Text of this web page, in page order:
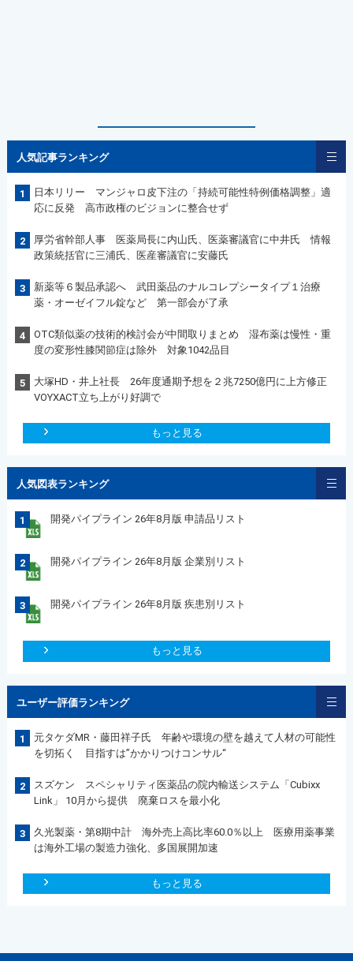
人気記事ランキング
1
日本リリー マンジャロ皮下注の「持続可能性特例価格調整」適
応に反発 高市政権のビジョンに整合せず
2
厚労省幹部人事 医薬局長に内山氏、医薬審議官に中井氏 情報
政策統括官に三浦氏、医産審議官に安藤氏
3
新薬等６製品承認へ 武田薬品のナルコレプシータイプ１治療
薬・オーゼイフル錠など 第一部会が了承
4
OTC類似薬の技術的検討会が中間取りまとめ 湿布薬は慢性・重
度の変形性膝関節症は除外 対象1042品目
5
大塚HD・井上社長 26年度通期予想を２兆7250億円に上方修正
VOYXACT立ち上がり好調で
もっと見る
人気図表ランキング
1 開発パイプライン 26年8月版 申請品リスト
2 開発パイプライン 26年8月版 企業別リスト
3 開発パイプライン 26年8月版 疾患別リスト
もっと見る
ユーザー評価ランキング
1
元タケダMR・藤田祥子氏 年齢や環境の壁を越えて人材の可能性
を切拓く 目指すは”かかりつけコンサル“
2
スズケン スペシャリティ医薬品の院内輸送システム「Cubixx
Link」 10月から提供 廃棄ロスを最小化
3
久光製薬・第8期中計 海外売上高比率60.0％以上 医療用薬事業
は海外工場の製造力強化、多国展開加速
もっと見る